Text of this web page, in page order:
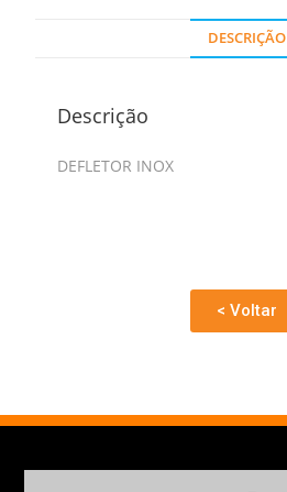
DESCRIÇÃO
Descrição
DEFLETOR INOX
< Voltar